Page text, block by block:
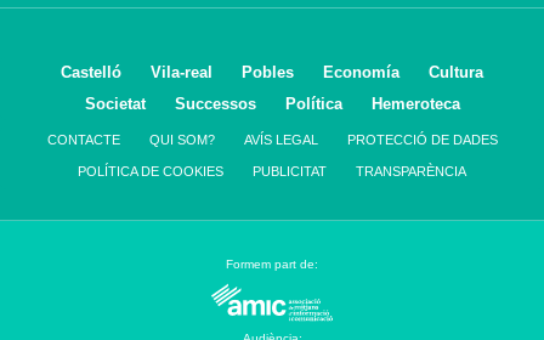
Castelló Vila-real Pobles Economía
Cultura
Societat
Successos Política Hemeroteca
CONTACTE QUI SOM? AVÍS LEGAL PROTECCIÓ DE DADES
POLÍTICA DE COOKIES PUBLICITAT TRANSPARÈNCIA
Formem part de: